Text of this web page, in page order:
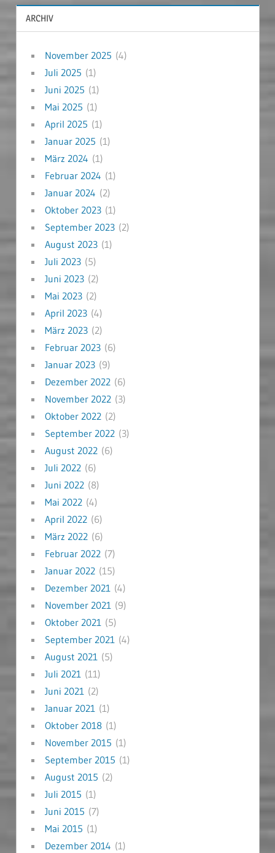
ARCHIV
November 2025 (4)
Juli 2025 (1)
Juni 2025 (1)
Mai 2025 (1)
April 2025 (1)
Januar 2025 (1)
März 2024 (1)
Februar 2024 (1)
Januar 2024 (2)
Oktober 2023(1)
September 2023(2)
August 2023(1)
Juli 2023(5)
Juni 2023(2)
Mai 2023(2)
April 2023(4)
März 2023(2)
Februar 2023(6)
Januar 2023(9)
Dezember 2022(6)
November 2022(3)
Oktober 2022(2)
September 2022(3)
August 2022(6)
Juli 2022(6)
Juni 2022(8)
Mai 2022(4)
April 2022(6)
März 2022(6)
Februar 2022(7)
Januar 2022(15)
Dezember 2021(4)
November 2021(9)
Oktober 2021(5)
September 2021(4)
August 2021(5)
Juli 2021(11)
Juni 2021(2)
Januar 2021(1)
Oktober 2018(1)
November 2015 (1)
September 2015 (1)
August 2015 (2)
Juli 2015 (1)
Juni 2015 (7)
Mai 2015 (1)
Dezember 2014 (1)